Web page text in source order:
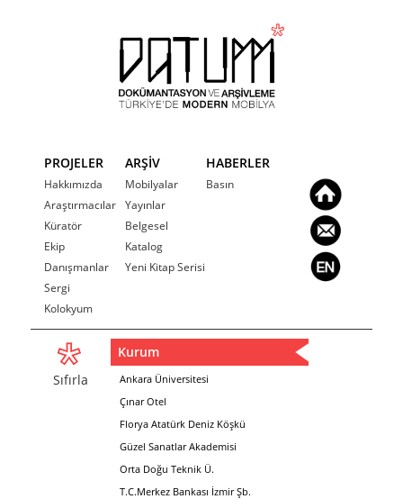
PROJELER
Hakkımızda
Araştırmacılar
Küratör
Ekip
Danışmanlar
Sergi
Kolokyum
ARŞİV
Mobilyalar
Yayınlar
Belgesel
Katalog
Yeni Kitap Serisi
HABERLER
Basın
Sıfırla
Kurum
Ankara Üniversitesi
Çınar Otel
Florya Atatürk Deniz Köşkü
Güzel Sanatlar Akademisi
Orta Doğu Teknik Ü.
T.C.Merkez Bankası İzmir Şb.